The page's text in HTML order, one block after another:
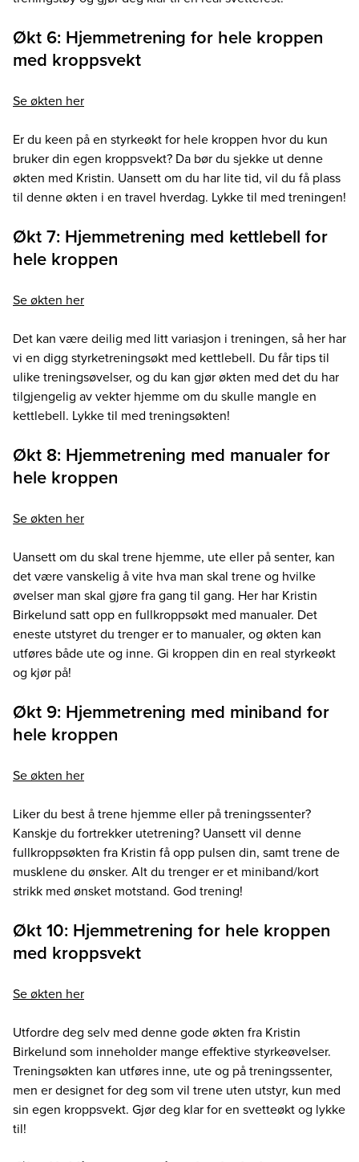
Økt 6: Hjemmetrening for hele kroppen
med kroppsvekt
Se økten her
Er du keen på en styrkeøkt for hele kroppen hvor du kun
bruker din egen kroppsvekt? Da bør du sjekke ut denne
økten med Kristin. Uansett om du har lite tid, vil du få plass
til denne økten i en travel hverdag. Lykke til med treningen!
Økt 7: Hjemmetrening med kettlebell for
hele kroppen
Se økten her
Det kan være deilig med litt variasjon i treningen, så her har
vi en digg styrketreningsøkt med kettlebell. Du får tips til
ulike treningsøvelser, og du kan gjør økten med det du har
tilgjengelig av vekter hjemme om du skulle mangle en
kettlebell. Lykke til med treningsøkten!
Økt 8: Hjemmetrening med manualer for
hele kroppen
Se økten her
Uansett om du skal trene hjemme, ute eller på senter, kan
det være vanskelig å vite hva man skal trene og hvilke
øvelser man skal gjøre fra gang til gang. Her har Kristin
Birkelund satt opp en fullkroppsøkt med manualer. Det
eneste utstyret du trenger er to manualer, og økten kan
utføres både ute og inne. Gi kroppen din en real styrkeøkt
og kjør på!
Økt 9: Hjemmetrening med miniband for
hele kroppen
Se økten her
Liker du best å trene hjemme eller på treningssenter?
Kanskje du fortrekker utetrening? Uansett vil denne
fullkroppsøkten fra Kristin få opp pulsen din, samt trene de
musklene du ønsker. Alt du trenger er et miniband/kort
strikk med ønsket motstand. God trening!
Økt 10: Hjemmetrening for hele kroppen
med kroppsvekt
Se økten her
Utfordre deg selv med denne gode økten fra Kristin
Birkelund som inneholder mange effektive styrkeøvelser.
Treningsøkten kan utføres inne, ute og på treningssenter,
men er designet for deg som vil trene uten utstyr, kun med
sin egen kroppsvekt. Gjør deg klar for en svetteøkt og lykke
til!